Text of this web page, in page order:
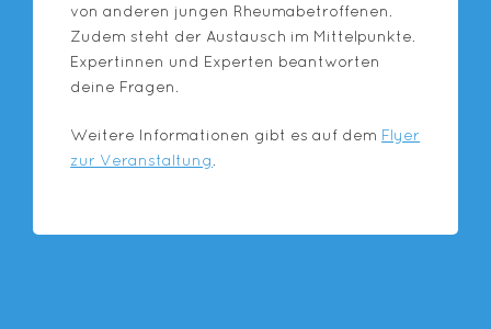
von anderen jungen Rheumabetroffenen.
Zudem steht der Austausch im Mittelpunkte.
Expertinnen und Experten beantworten
deine Fragen.
Weitere Informationen gibt es auf dem Flyer
zur Veranstaltung.